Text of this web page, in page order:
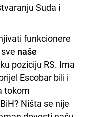
Suda i
funkcionere
naše
poziciju RS. Ima
Escobar bili i
tokom
Ništa se nije